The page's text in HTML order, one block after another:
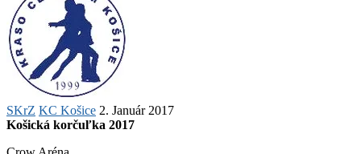
SKrZ KC Košice 2. Január 2017
Košická korčuľka 2017